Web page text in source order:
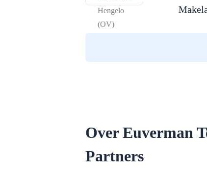
Over Euverman
Partners